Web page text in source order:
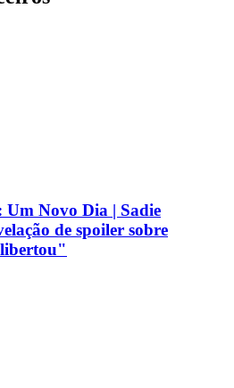
Novo Dia | Sadie
de spoiler sobre